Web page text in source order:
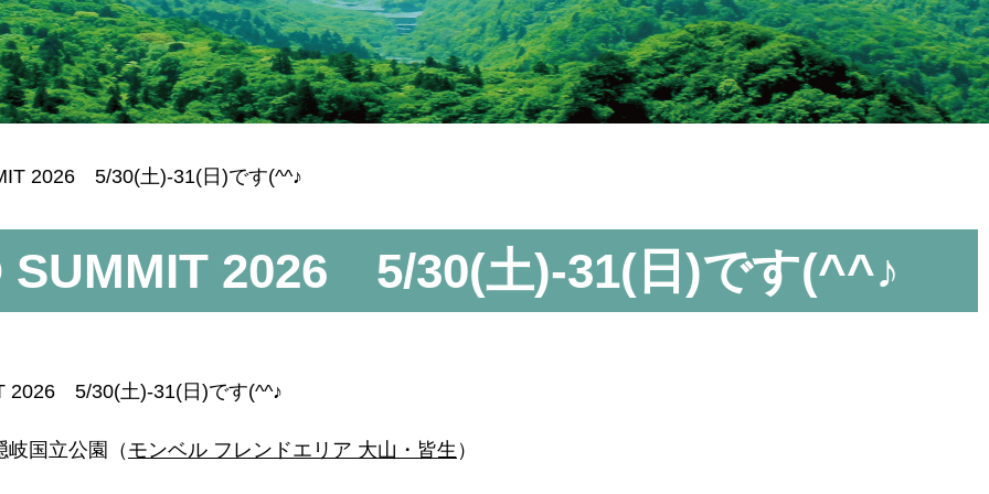
2026 5/30(土)-31(日)です(^^♪
SUMMIT 2026 5/30(土)-31(日)です(^^♪
2026 5/30(土)-31(日)です(^^♪
岐国立公園（ モンベル フレンドエリア 大山・皆生 ）